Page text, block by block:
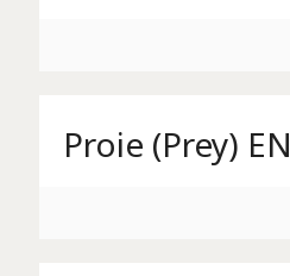
Proie (Prey) EN